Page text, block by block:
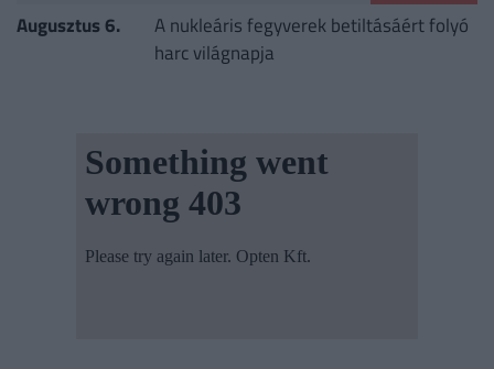
Augusztus 6.
A nukleáris fegyverek betiltásáért folyó
harc világnapja